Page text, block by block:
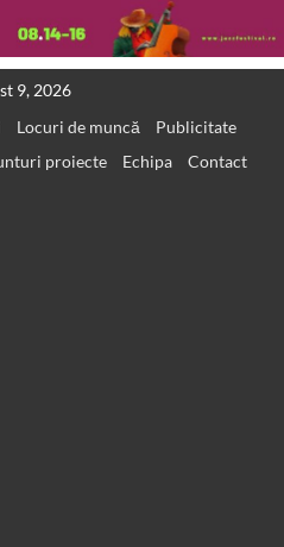
9, 2026
Locuri de muncă
Publicitate
proiecte Echipa Contact